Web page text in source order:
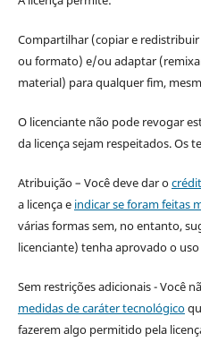
Compartilhar (copiar e
ou formato) e/ou adaptar
material) para qualquer fim,
O licenciante não pode revogar
da licença sejam respeitados. Os
Atribuição – Você deve dar o
a licença e indicar se foram feitas
várias formas sem, no entanto,
licenciante) tenha aprovado o
Sem restrições adicionais - Você
medidas de caráter tecnológico
fazerem algo permitido pela